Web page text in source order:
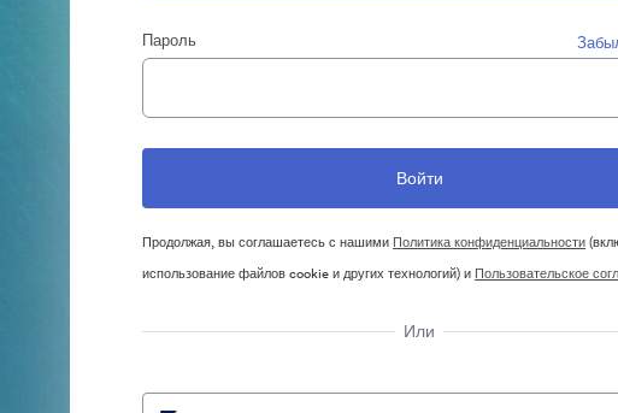
Пароль
Продолжая, вы соглашаетесь с нашими Политика конфиденциальности
использование файлов cookie и других технологий) и Пользовательское
Или